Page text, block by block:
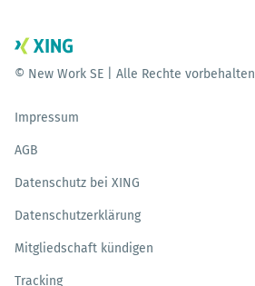
© New Work SE | Alle Rechte vorbehalten
Impressum
AGB
Datenschutz bei XING
Datenschutzerklärung
Mitgliedschaft kündigen
Tracking